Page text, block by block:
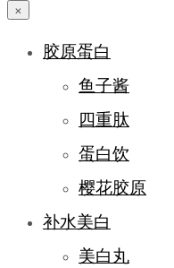
×
胶原蛋白
鱼子酱
四重肽
蛋白饮
樱花胶原
补水美白
美白丸